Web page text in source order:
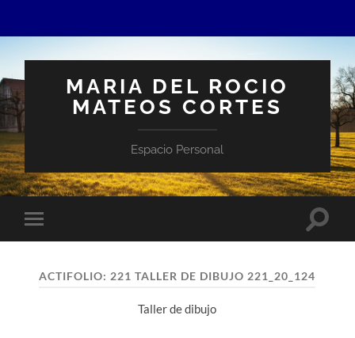
MARIA DEL ROCIO
MATEOS CORTES
Espacio Personal
Alternar
el
móvil
ACTIFOLIO: 221 TALLER DE DIBUJO 221_20_124
Taller de dibujo